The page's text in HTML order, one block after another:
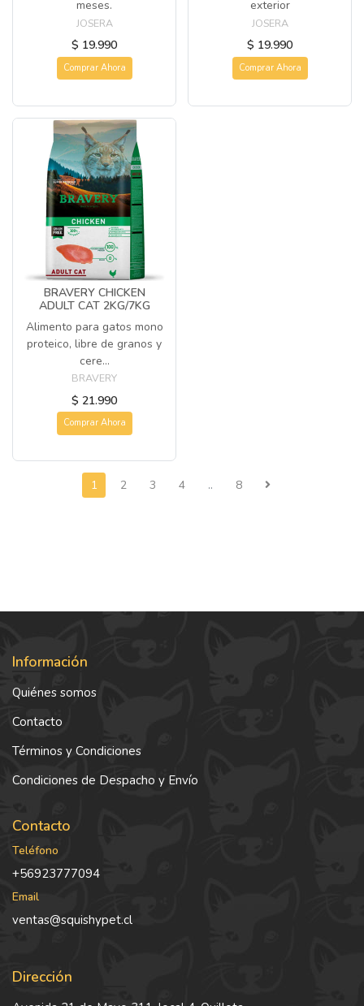
meses.
JOSERA
$ 19.990
Comprar Ahora
exterior
JOSERA
$ 19.990
Comprar Ahora
BRAVERY CHICKEN
ADULT CAT 2KG/7KG
Alimento para gatos mono
proteico, libre de granos y
cere...
BRAVERY
$ 21.990
Comprar Ahora
1 2 3 4 .. 8
Información
Quiénes somos
Contacto
Términos y Condiciones
Condiciones de Despacho y Envío
Contacto
Teléfono
+56923777094
Email
ventas@squishypet.cl
Dirección